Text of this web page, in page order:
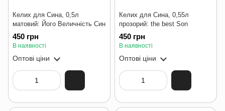
Келих для Сина, 0,5л
матовий: Його Величність Син
450 грн
В наявності
Оптові ціни
Келих для Сина, 0,55л
прозорий: the best Son
450 грн
В наявності
Оптові ціни